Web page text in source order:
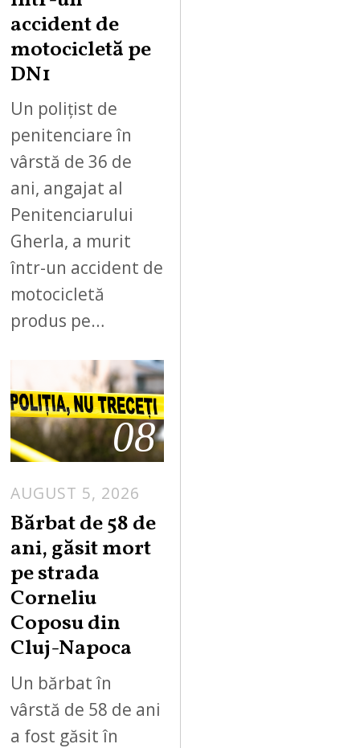
accident de
motocicletă pe
DN1
Un polițist de
penitenciare în
vârstă de 36 de
ani, angajat al
Penitenciarului
Gherla, a murit
într-un accident de
motocicletă
produs pe…
08
AUGUST 5, 2026
Bărbat de 58 de
ani, găsit mort
pe strada
Corneliu
Coposu din
Cluj-Napoca
Un bărbat în
vârstă de 58 de ani
a fost găsit în